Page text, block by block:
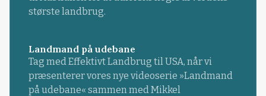
største landbrug.
Landmand på udebane
Tag med Effektivt Landbrug til USA, når vi
præsenterer vores nye videoserie »Landmand
på udebane« sammen med Mikkel